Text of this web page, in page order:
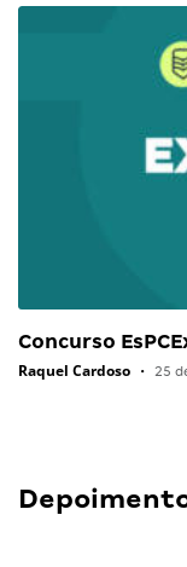
Concurso
Raquel Cardoso • 25